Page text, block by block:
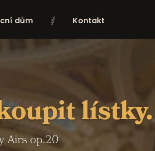
dům Kontakt
lístky.
Airs op.20